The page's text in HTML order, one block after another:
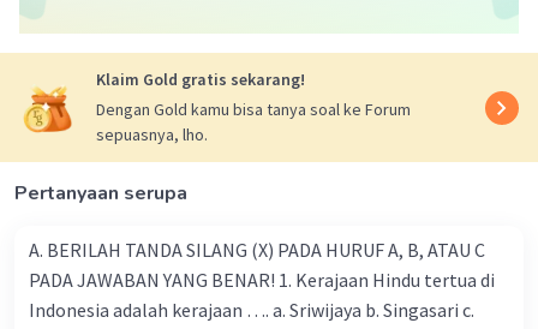
P(2 rusak) = C(4, 2) / C(12, 3) = 6 / 220 = 0.083
Jadi, probabilitas memilih 2 guci rusak dari 3 adalah
0.083.
Klaim Gold gratis sekarang!
Dengan Gold kamu bisa tanya soal ke Forum
sepuasnya, lho.
Pertanyaan serupa
A. BERILAH TANDA SILANG (X) PADA HURUF A, B, ATAU C
PADA JAWABAN YANG BENAR! 1. Kerajaan Hindu tertua di
Indonesia adalah kerajaan …. a. Sriwijaya b. Singasari c.